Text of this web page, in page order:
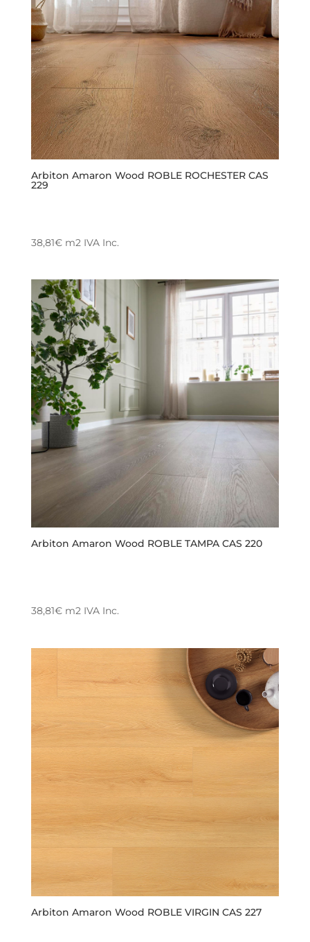
Arbiton Amaron Wood ROBLE ROCHESTER CAS
229
38,81€m2 IVA Inc.
Arbiton Amaron Wood ROBLE TAMPA CAS 220
38,81€m2 IVA Inc.
Arbiton Amaron Wood ROBLE VIRGIN CAS 227